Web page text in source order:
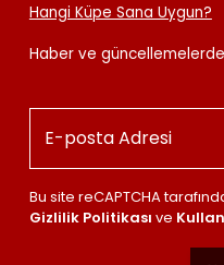
Hangi Küpe Sana Uygun?
Haber ve
Bu site reCAPTCHA
Gizlilik Politikası ve